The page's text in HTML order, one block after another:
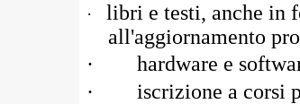
·
libri e testi, anche in
all'aggiornamento
·
hardware e
·
iscrizione a corsi